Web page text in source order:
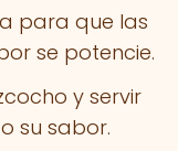
para que las
se potencie.
y servir
su sabor.